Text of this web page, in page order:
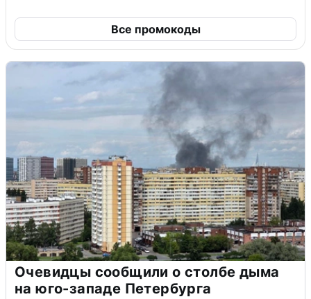
Все промокоды
Очевидцы сообщили о столбе дыма
на юго-западе Петербурга